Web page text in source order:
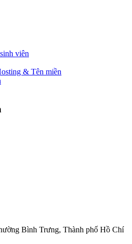
viên
& Tên miền
Bình Trưng, Thành phố Hồ Chí